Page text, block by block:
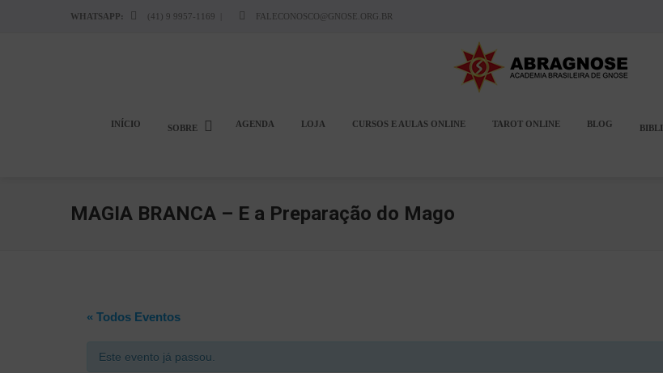
WHATSAPP: (41) 9 9957-1169 FALECONOSCO@GNOSE.ORG.BR
INÍCIO SOBRE AGENDA LOJA CURSOS E AULAS ONLINE TAROT ONLINE BLOG
MAGIA BRANCA – E a Preparação do Mago
« Todos Eventos
Este evento já passou.